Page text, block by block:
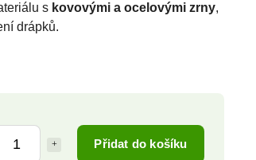
Přidat do košíku
s kovovými a ocelovými zrny,
drápků.